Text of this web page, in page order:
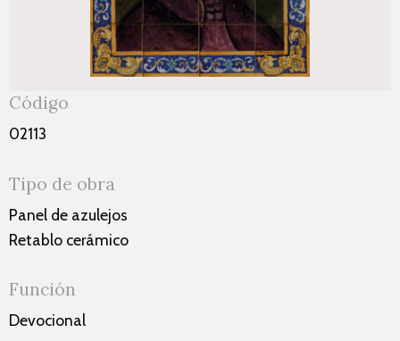
Código
02113
Tipo de obra
Panel de azulejos
Retablo cerámico
Función
Devocional